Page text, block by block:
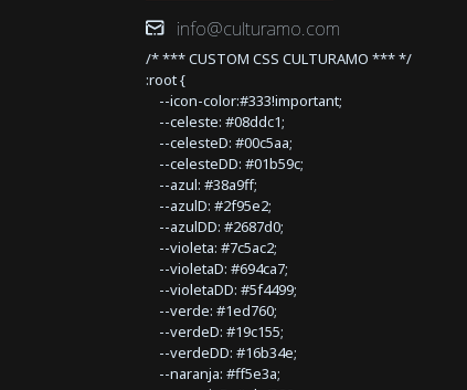
info@culturamo.com
/* *** CUSTOM CSS CULTURAMO *** */
:root {
--icon-color:#333!important;
--celeste: #08ddc1;
--celesteD: #00c5aa;
--celesteDD: #01b59c;
--azul: #38a9ff;
--azulD: #2f95e2;
--azulDD: #2687d0;
--violeta: #7c5ac2;
--violetaD: #694ca7;
--violetaDD: #5f4499;
--verde: #1ed760;
--verdeD: #19c155;
--verdeDD: #16b34e;
--naranja: #ff5e3a;